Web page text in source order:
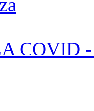
COVID